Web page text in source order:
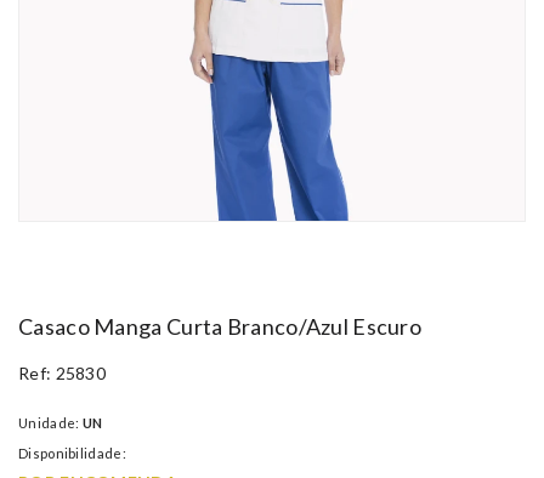
Casaco Manga Curta Branco/azul Escuro
Ref: 25830
Unidade: UN
Disponibilidade: